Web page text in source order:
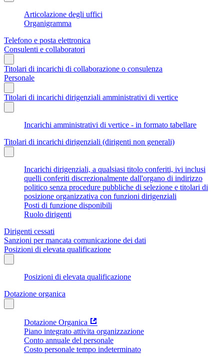
Articolazione degli uffici
Organigramma
Telefono e posta elettronica
Consulenti e collaboratori
Titolari di incarichi di collaborazione o consulenza
Personale
Titolari di incarichi dirigenziali amministrativi di vertice
Incarichi amministrativi di vertice - in formato tabellare
Titolari di incarichi dirigenziali (dirigenti non generali)
Incarichi dirigenziali, a qualsiasi titolo conferiti, ivi inclusi
quelli conferiti discrezionalmente dall'organo di indirizzo
politico senza procedure pubbliche di selezione e titolari di
posizione organizzativa con funzioni dirigenziali
Posti di funzione disponibili
Ruolo dirigenti
Dirigenti cessati
Sanzioni per mancata comunicazione dei dati
Posizioni di elevata qualificazione
Posizioni di elevata qualificazione
Dotazione organica
Dotazione Organica
Piano integrato attivita organizzazione
Conto annuale del personale
Costo personale tempo indeterminato